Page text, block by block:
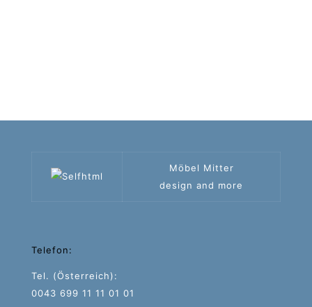
Möbel Mitter
design and more
Telefon:
Tel. (Österreich):
0043 699 11 11 01 01